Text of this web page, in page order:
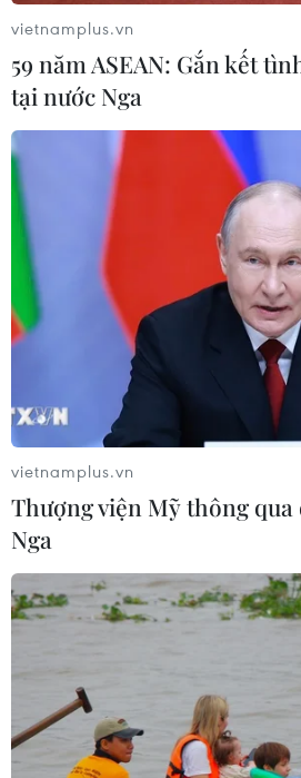
Những tranh luận 'nóng'
trạng kinh tế Mỹ
29/07/2022 22:16
Giới chuyên gia phân tích đang
liệu nền kinh tế lớn nhất thế giới
suy thoái hay chưa?
Kịch bản suy thoái kinh
càng hiện rõ hơn
vietnamplus.vn
59 năm ASEAN: Gắn kết
tại nước Nga
vietnamplus.vn
Thượng viện Mỹ thông
Nga